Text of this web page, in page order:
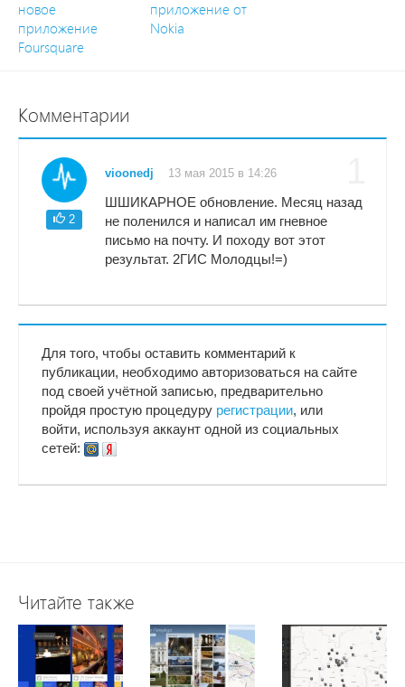
новое
приложение
Foursquare
приложение от
Nokia
Комментарии
2
vioonedj 13 мая 2015 в 14:26
ШШИКАРНОЕ обновление. Месяц назад
не поленился и написал им гневное
письмо на почту. И походу вот этот
результат. 2ГИС Молодцы!=)
Для того, чтобы оставить комментарий к
публикации, необходимо авторизоваться на сайте
под своей учётной записью, предварительно
пройдя простую процедуру регистрации, или
войти, используя аккаунт одной из социальных
сетей:
Читайте также